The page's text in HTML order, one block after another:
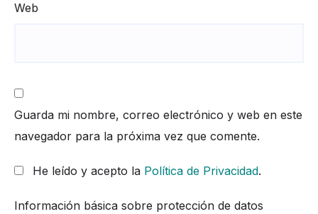
Web
Guarda mi nombre, correo electrónico y web en este
navegador para la próxima vez que comente.
He leído y acepto la Política de Privacidad.
Información básica sobre protección de datos